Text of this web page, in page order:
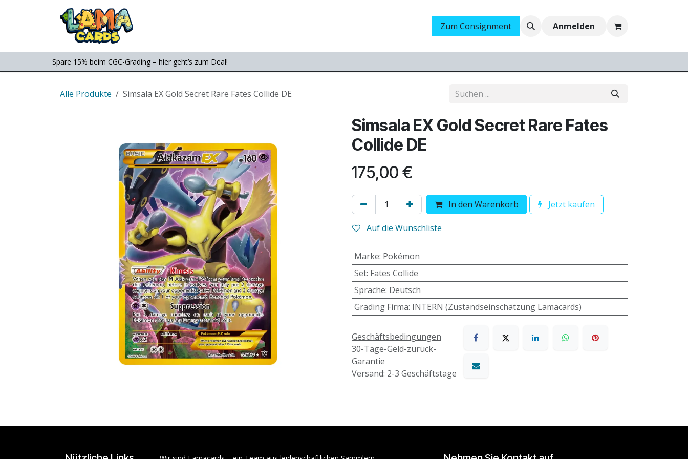
Zum Inhalt springen
Messen Ankauf Jobs
Zum Consignment Anmelden
Spare 15% beim CGC-Grading – hier geht’s zum Deal!
Alle Produkte Simsala EX Gold Secret Rare Fates Collide DE
Simsala EX Gold Secret Rare Fates
Collide DE
175,00 €
In den Warenkorb Jetzt kaufen
Auf die Wunschliste
Marke: Pokémon
Set: Fates Collide
Sprache: Deutsch
Grading Firma: INTERN (Zustandseinschätzung Lamacards)
Geschäftsbedingungen
30-Tage-Geld-zurück-
Garantie
Versand: 2-3 Geschäftstage